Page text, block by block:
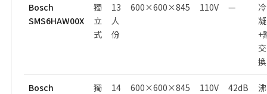
Bosch
SMS6HAW00X
獨
立
式
13
人
份
600×600×845 110V —
冷
凝
+
交
換
Bosch
獨
14
600×600×845 110V 42dB
沸